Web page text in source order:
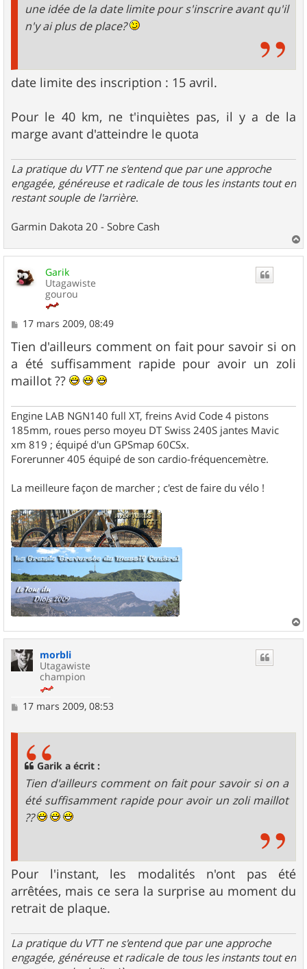
une idée de la date limite pour s'inscrire avant qu'il
n'y ai plus de place?
date limite des inscription : 15 avril.
Pour le 40 km, ne t'inquiètes pas, il y a de la
marge avant d'atteindre le quota
La pratique du VTT ne s'entend que par une approche
engagée, généreuse et radicale de tous les instants tout en
restant souple de l'arrière.
Garmin Dakota 20 - Sobre Cash
a
Garik
Utagawiste
gourou
M
s
s
g
e
17 mars 2009, 08:49
Tien d'ailleurs comment on fait pour savoir si on
a été suffisamment rapide pour avoir un zoli
maillot ??
Engine LAB NGN140 full XT, freins Avid Code 4 pistons
185mm, roues perso moyeu DT Swiss 240S jantes Mavic
xm 819 ; équipé d'un GPSmap 60CSx.
Forerunner 405 équipé de son cardio-fréquencemètre.
La meilleure façon de marcher ; c'est de faire du vélo !
a
morbli
Utagawiste
champion
M17 mars 2009, 08:53
Garik a écrit :
Tien d'ailleurs comment on fait pour savoir si on a
été suffisamment rapide pour avoir un zoli maillot
??
Pour l'instant, les modalités n'ont pas été
arrêtées, mais ce sera la surprise au moment du
retrait de plaque.
La pratique du VTT ne s'entend que par une approche
engagée, généreuse et radicale de tous les instants tout en